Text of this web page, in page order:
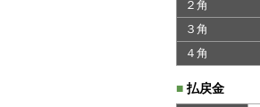
２角
３角
４角
■ 払戻金